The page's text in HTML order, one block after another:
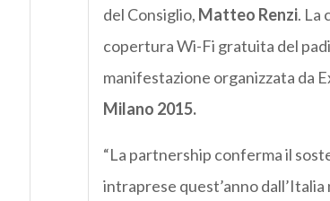
del Consiglio, Matteo Renzi. La
copertura Wi-Fi gratuita del
manifestazione organizzata da
Milano 2015.
“La partnership conferma il
intraprese quest’anno